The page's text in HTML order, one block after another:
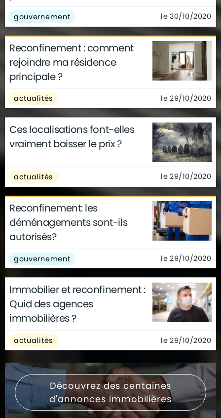
gouvernement le 30/10/2020
Reconfinement : comment
rejoindre ma résidence
principale ?
actualités le 29/10/2020
Ces localisations font-elles
vraiment baisser le prix ?
actualités le 29/10/2020
Reconfinement: les
déménagements sont-ils
autorisés?
gouvernement le 29/10/2020
Immobilier et reconfinement :
Quid des agences
immobilières ?
actualités le 29/10/2020
Découvrez des centaines
d'annonces immobilières